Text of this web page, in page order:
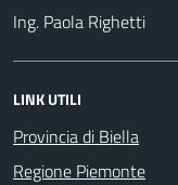
Ing. Paola Righetti
LINK UTILI
Provincia di Biella
Regione Piemonte